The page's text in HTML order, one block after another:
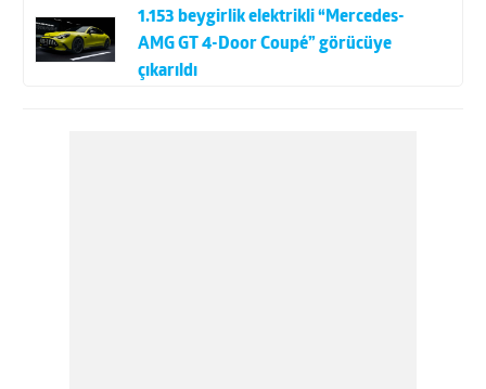
1.153 beygirlik elektrikli “Mercedes-
AMG GT 4-Door Coupé” görücüye
çıkarıldı